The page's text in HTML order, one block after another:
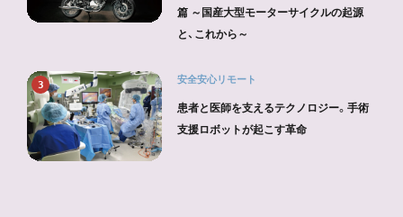
篇 ～国産大型モーターサイクルの起源
と、これから～
3 安全安心リモート
患者と医師を支えるテクノロジー。手術
支援ロボットが起こす革命